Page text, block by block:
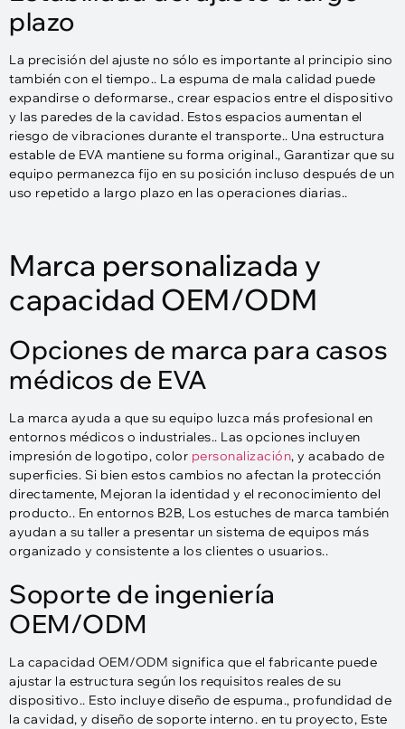
plazo
La precisión del ajuste no sólo es importante al principio sino
también con el tiempo.. La espuma de mala calidad puede
expandirse o deformarse., crear espacios entre el dispositivo
y las paredes de la cavidad. Estos espacios aumentan el
riesgo de vibraciones durante el transporte.. Una estructura
estable de EVA mantiene su forma original., Garantizar que su
equipo permanezca fijo en su posición incluso después de un
uso repetido a largo plazo en las operaciones diarias..
Marca personalizada y
capacidad OEM/ODM
Opciones de marca para casos
médicos de EVA
La marca ayuda a que su equipo luzca más profesional en
entornos médicos o industriales.. Las opciones incluyen
impresión de logotipo, color personalización, y acabado de
superficies. Si bien estos cambios no afectan la protección
directamente, Mejoran la identidad y el reconocimiento del
producto.. En entornos B2B, Los estuches de marca también
ayudan a su taller a presentar un sistema de equipos más
organizado y consistente a los clientes o usuarios..
Soporte de ingeniería
OEM/ODM
La capacidad OEM/ODM significa que el fabricante puede
ajustar la estructura según los requisitos reales de su
dispositivo.. Esto incluye diseño de espuma., profundidad de
la cavidad, y diseño de soporte interno. en tu proyecto, Este